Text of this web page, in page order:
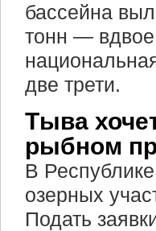
бассейна
тонн —
две трети.
Тыва
рыбном
В
озерных
Подать